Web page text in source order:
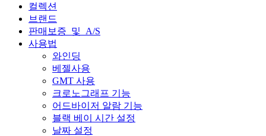
컬렉션
브랜드
판매보증 및 A/S
사용법
와인딩
베젤사용
GMT 사용
크로노그래프 기능
어드바이저 알람 기능
블랙 베이 시간 설정
날짜 설정